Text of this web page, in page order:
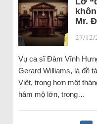
Mr.
27/12/
Vụ ca sĩ Đàm Vĩnh
Gerard Williams, là đề
Việt, trong hơn một
hâm mộ lớn, trong…